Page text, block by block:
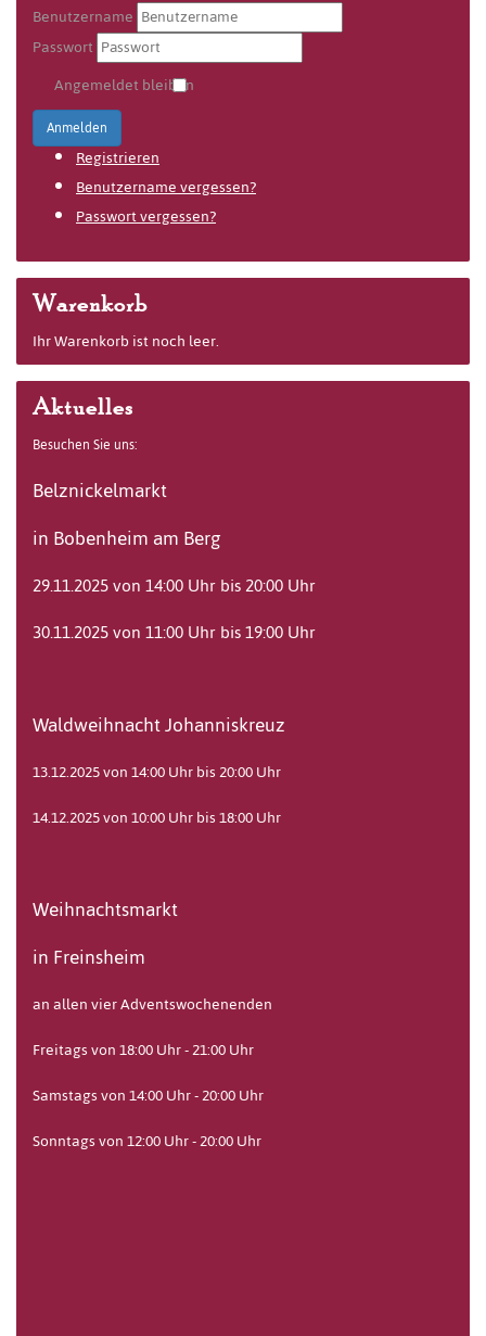
Benutzername
Passwort
Angemeldet bleiben
Anmelden
Registrieren
Benutzername vergessen?
Passwort vergessen?
Warenkorb
Ihr Warenkorb ist noch leer.
Aktuelles
Besuchen Sie uns:
Belznickelmarkt
in Bobenheim am Berg
29.11.2025 von 14:00 Uhr bis 20:00 Uhr
30.11.2025 von 11:00 Uhr bis 19:00 Uhr
Waldweihnacht Johanniskreuz
13.12.2025 von 14:00 Uhr bis 20:00 Uhr
14.12.2025 von 10:00 Uhr bis 18:00 Uhr
Weihnachtsmarkt
in Freinsheim
an allen vier Adventswochenenden
Freitags von 18:00 Uhr - 21:00 Uhr
Samstags von 14:00 Uhr - 20:00 Uhr
Sonntags von 12:00 Uhr - 20:00 Uhr